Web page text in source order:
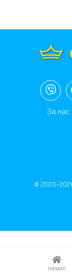
НАЧАЛО
За нас
© 2003-